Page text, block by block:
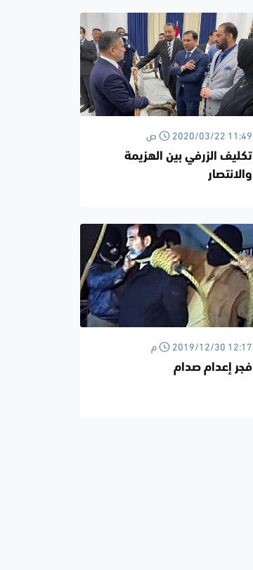
2020/03/22 11:49 ص
تكليف الزرفي بين الهزيمة
والانتصار
2019/12/30 12:17 م
فجر إعدام صدام